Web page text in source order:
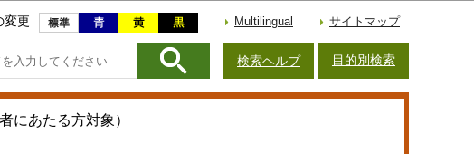
変更 Multilingual サイトマップ
検索ヘルプ 目的別検索
にあたる方対象）